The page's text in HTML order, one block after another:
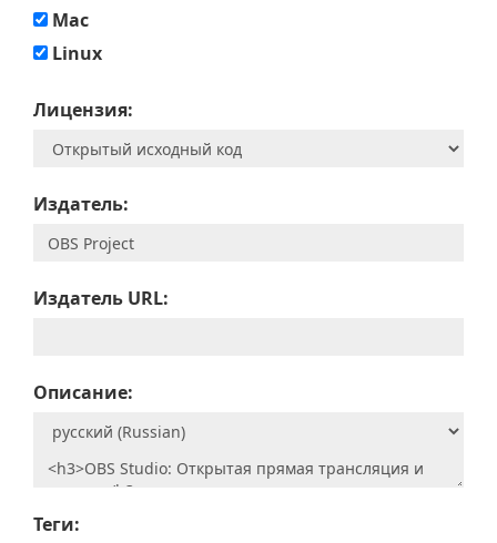
Mac
Linux
Лицензия:
Издатель:
Издатель URL:
Описание:
Теги: